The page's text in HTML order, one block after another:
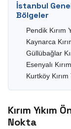
İstanbul
Bölgeler
Pendik Kırım
Kaynarca
Güllübağlar
Esenyalı
Kurtköy Kırım
Kırım
Nokta